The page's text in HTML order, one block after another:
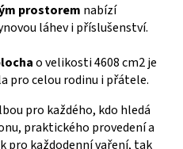
prostorem nabízí
láhev i příslušenství.
o velikosti 4608 cm2 je
pro celou rodinu i přátele.
pro každého, kdo hledá
praktického provedení a
pro každodenní vaření, tak